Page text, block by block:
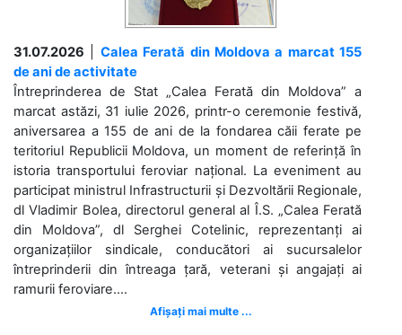
31.07.2026
Calea Ferată din Moldova a marcat 155
de ani de activitate
Întreprinderea de Stat „Calea Ferată din Moldova” a
marcat astăzi, 31 iulie 2026, printr-o ceremonie festivă,
aniversarea a 155 de ani de la fondarea căii ferate pe
teritoriul Republicii Moldova, un moment de referință în
istoria transportului feroviar național. La eveniment au
participat ministrul Infrastructurii și Dezvoltării Regionale,
dl Vladimir Bolea, directorul general al Î.S. „Calea Ferată
din Moldova”, dl Serghei Cotelinic, reprezentanți ai
organizațiilor sindicale, conducători ai sucursalelor
întreprinderii din întreaga țară, veterani și angajați ai
ramurii feroviare....
Afișați mai multe ...